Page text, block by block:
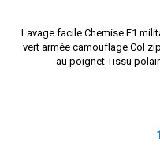
Lavage facile Chemise F1
vert armée camouflage Col
au poignet Tissu